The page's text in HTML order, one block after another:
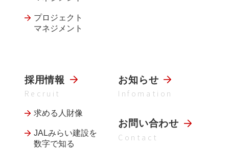
プロジェクト
マネジメント
採用情報
Recruit
求める人財像
JALみらい建設を
数字で知る
お知らせ
Infomation
お問い合わせ
Contact